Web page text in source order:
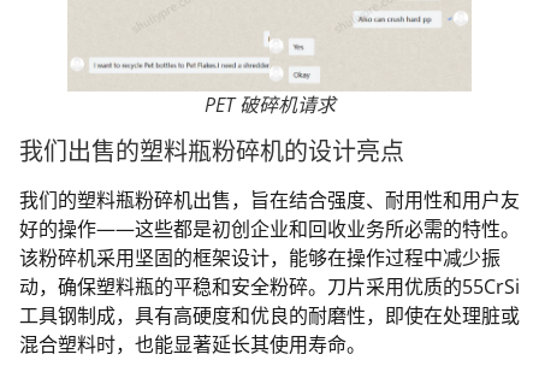
PET 破碎机请求
我们出售的塑料瓶粉碎机的设计亮点
我们的塑料瓶粉碎机出售，旨在结合强度、耐用性和用户友
好的操作——这些都是初创企业和回收业务所必需的特性。
该粉碎机采用坚固的框架设计，能够在操作过程中减少振
动，确保塑料瓶的平稳和安全粉碎。刀片采用优质的55CrSi
工具钢制成，具有高硬度和优良的耐磨性，即使在处理脏或
混合塑料时，也能显著延长其使用寿命。